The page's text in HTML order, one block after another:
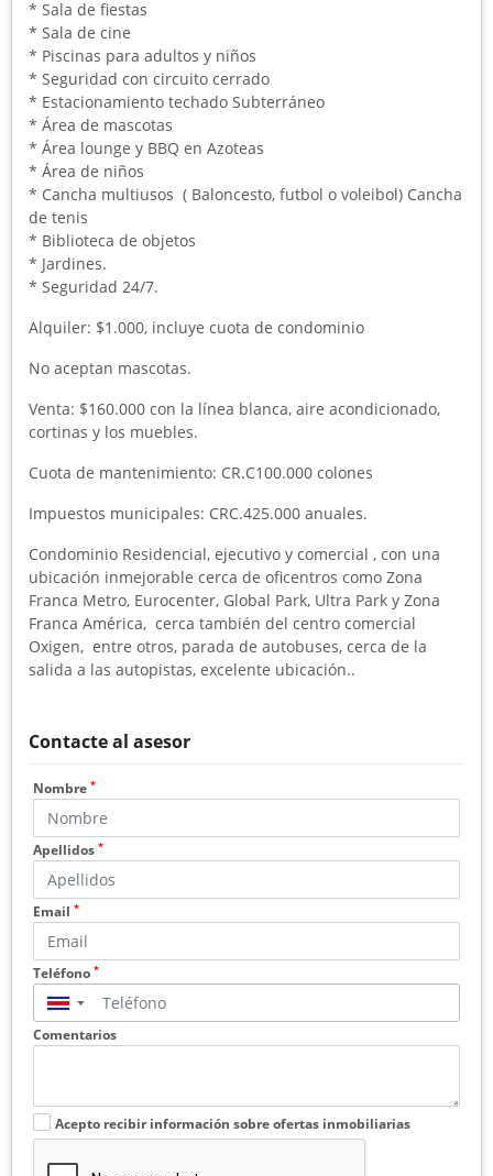
* Sala de fiestas
* Sala de cine
* Piscinas para adultos y niños
* Seguridad con circuito cerrado
* Estacionamiento techado Subterráneo
* Área de mascotas
* Área lounge y BBQ en Azoteas
* Área de niños
* Cancha multiusos ( Baloncesto, futbol o voleibol) Cancha
de tenis
* Biblioteca de objetos
* Jardines.
* Seguridad 24/7.
Alquiler: $1.000, incluye cuota de condominio
No aceptan mascotas.
Venta: $160.000 con la línea blanca, aire acondicionado,
cortinas y los muebles.
Cuota de mantenimiento: CR.C100.000 colones
Impuestos municipales: CRC.425.000 anuales.
Condominio Residencial, ejecutivo y comercial , con una
ubicación inmejorable cerca de oficentros como Zona
Franca Metro, Eurocenter, Global Park, Ultra Park y Zona
Franca América, cerca también del centro comercial
Oxigen, entre otros, parada de autobuses, cerca de la
salida a las autopistas, excelente ubicación..
Contacte al asesor
Nombre *
Apellidos *
Email *
Teléfono *
▼
Comentarios
Acepto recibir información sobre ofertas inmobiliarias